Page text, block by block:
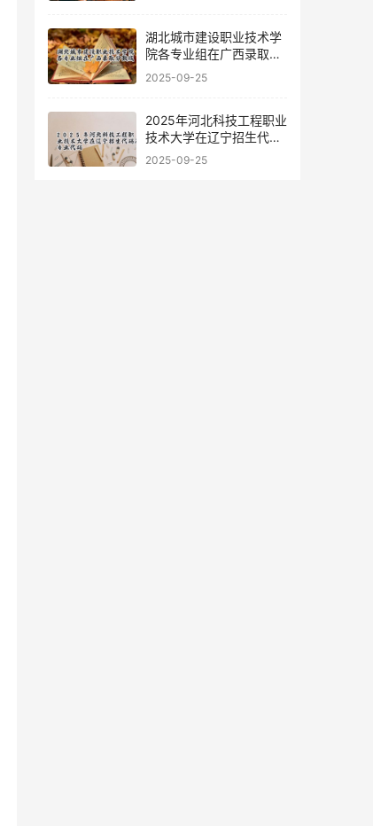
湖北城市建设职业技术学
院各专业组在广西录取分
数线
2025-09-25
2025年河北科技工程职业
技术大学在辽宁招生代码
及专业代码
2025-09-25